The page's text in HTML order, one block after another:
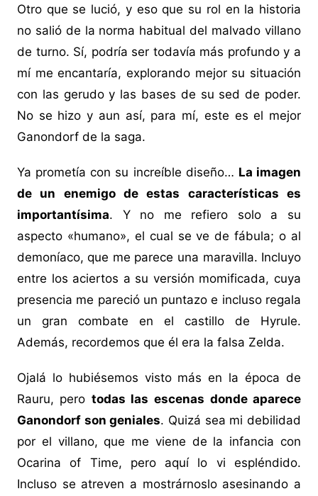
Otro que se lució, y eso que su rol en la historia
no salió de la norma habitual del malvado villano
de turno. Sí, podría ser todavía más profundo y a
mí me encantaría, explorando mejor su situación
con las gerudo y las bases de su sed de poder.
No se hizo y aun así, para mí, este es el mejor
Ganondorf de la saga.
Ya prometía con su increíble diseño… La imagen
de un enemigo de estas características es
importantísima. Y no me refiero solo a su
aspecto «humano», el cual se ve de fábula; o al
demoníaco, que me parece una maravilla. Incluyo
entre los aciertos a su versión momificada, cuya
presencia me pareció un puntazo e incluso regala
un gran combate en el castillo de Hyrule.
Además, recordemos que él era la falsa Zelda.
Ojalá lo hubiésemos visto más en la época de
Rauru, pero todas las escenas donde aparece
Ganondorf son geniales. Quizá sea mi debilidad
por el villano, que me viene de la infancia con
Ocarina of Time, pero aquí lo vi espléndido.
Incluso se atreven a mostrárnoslo asesinando a